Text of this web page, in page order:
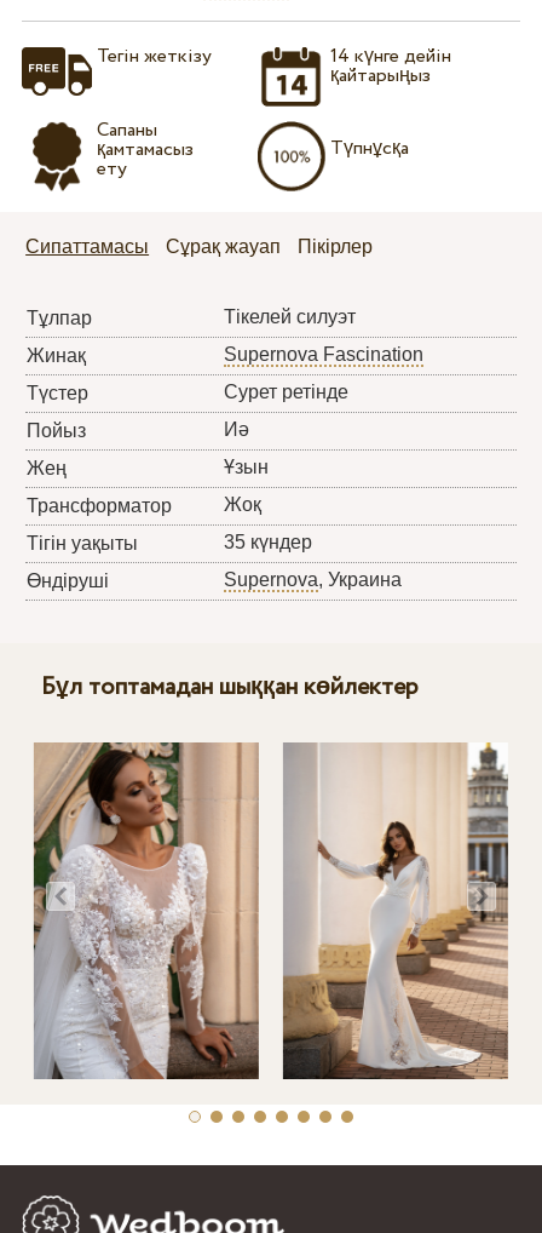
Тегін жеткізу
Сапаны
қамтамасыз
ету
14 күнге дейін
қайтарыңыз
Түпнұсқа
Сипаттамасы Сұрақ жауап Пікірлер
Тұлпар
Тікелей силуэт
Жинақ
Supernova Fascination
Түстер
Сурет ретінде
Пойыз
Иә
Жең
Ұзын
Трансформатор
Жоқ
Тігін уақыты
35 күндер
Өндіруші
Supernova, Украина
Бұл топтамадан шыққан көйлектер